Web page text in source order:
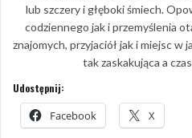
lub szczery i głęboki śmiech.
codziennego jak i przemyślenia
znajomych, przyjaciół jak i miejsc w
tak zaskakująca a
Udostępnij:
Facebook X